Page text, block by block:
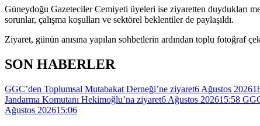
Güneydoğu Gazeteciler Cemiyeti üyeleri ise ziyaretten duydukları
sorunlar, çalışma koşulları ve sektörel beklentiler de paylaşıldı.
Ziyaret, günün anısına yapılan sohbetlerin ardından toplu fotoğraf
SON HABERLER
GGC’den Toplumsal Mutabakat Derneği’ne ziyaret6 Ağustos 2026
Jandarma Komutanı Hekimoğlu’na ziyaret6 Ağustos 202615:58
Ağustos 202615:06